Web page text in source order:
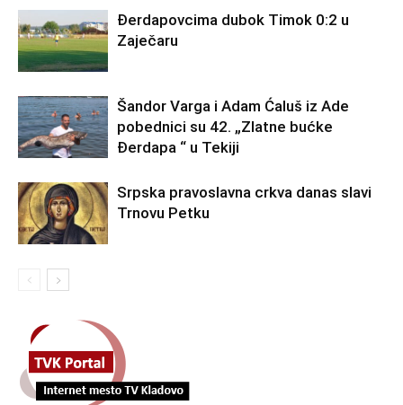
Đerdapovcima dubok Timok 0:2 u
Zaječaru
Šandor Varga i Adam Ćaluš iz Ade
pobednici su 42. „Zlatne bućke
Đerdapa “ u Tekiji
Srpska pravoslavna crkva danas slavi
Trnovu Petku